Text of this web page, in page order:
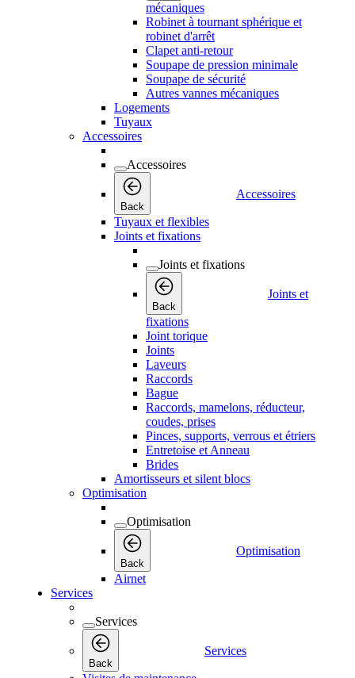
mécaniques
Robinet à tournant sphérique et
robinet d'arrêt
Clapet anti-retour
Soupape de pression minimale
Soupape de sécurité
Autres vannes mécaniques
Logements
Tuyaux
Accessoires
Accessoires
Back
Accessoires
Tuyaux et flexibles
Joints et fixations
Joints et fixations
Back
Joints et
fixations
Joint torique
Joints
Laveurs
Raccords
Bague
Raccords, mamelons, réducteur,
coudes, prises
Pinces, supports, verrous et étriers
Entretoise et Anneau
Brides
Amortisseurs et silent blocs
Optimisation
Optimisation
Back
Optimisation
Airnet
Services
Services
Back
Services